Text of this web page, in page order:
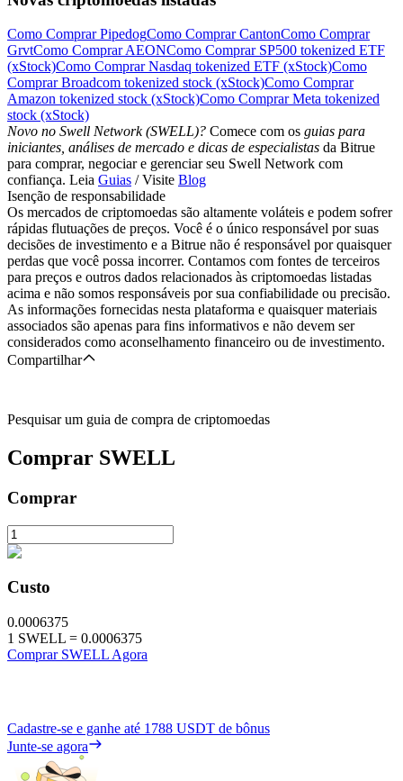
Como Comprar PipedogComo Comprar CantonComo Comprar
GrvtComo Comprar AEONComo Comprar SP500 tokenized ETF
(xStock)Como Comprar Nasdaq tokenized ETF (xStock)Como
Comprar Broadcom tokenized stock (xStock)Como Comprar
Amazon tokenized stock (xStock)Como Comprar Meta tokenized
stock (xStock)
Novo no Swell Network (SWELL)? Comece com os guias para
iniciantes, análises de mercado e dicas de especialistas da Bitrue
para comprar, negociar e gerenciar seu Swell Network com
confiança. Leia Guias / Visite Blog
Isenção de responsabilidade
Os mercados de criptomoedas são altamente voláteis e podem sofrer
rápidas flutuações de preços. Você é o único responsável por suas
decisões de investimento e a Bitrue não é responsável por quaisquer
perdas que você possa incorrer. Contamos com fontes de terceiros
para preços e outros dados relacionados às criptomoedas listadas
acima e não somos responsáveis por sua confiabilidade ou precisão.
As informações fornecidas nesta plataforma e quaisquer materiais
associados são apenas para fins informativos e não devem ser
considerados como aconselhamento financeiro ou de investimento.
Compartilhar
Pesquisar um guia de compra de criptomoedas
Comprar SWELL
Comprar
Custo
0.0006375
1 SWELL = 0.0006375
Comprar SWELL Agora
Cadastre-se e ganhe até 1788 USDT de bônus
Junte-se agora